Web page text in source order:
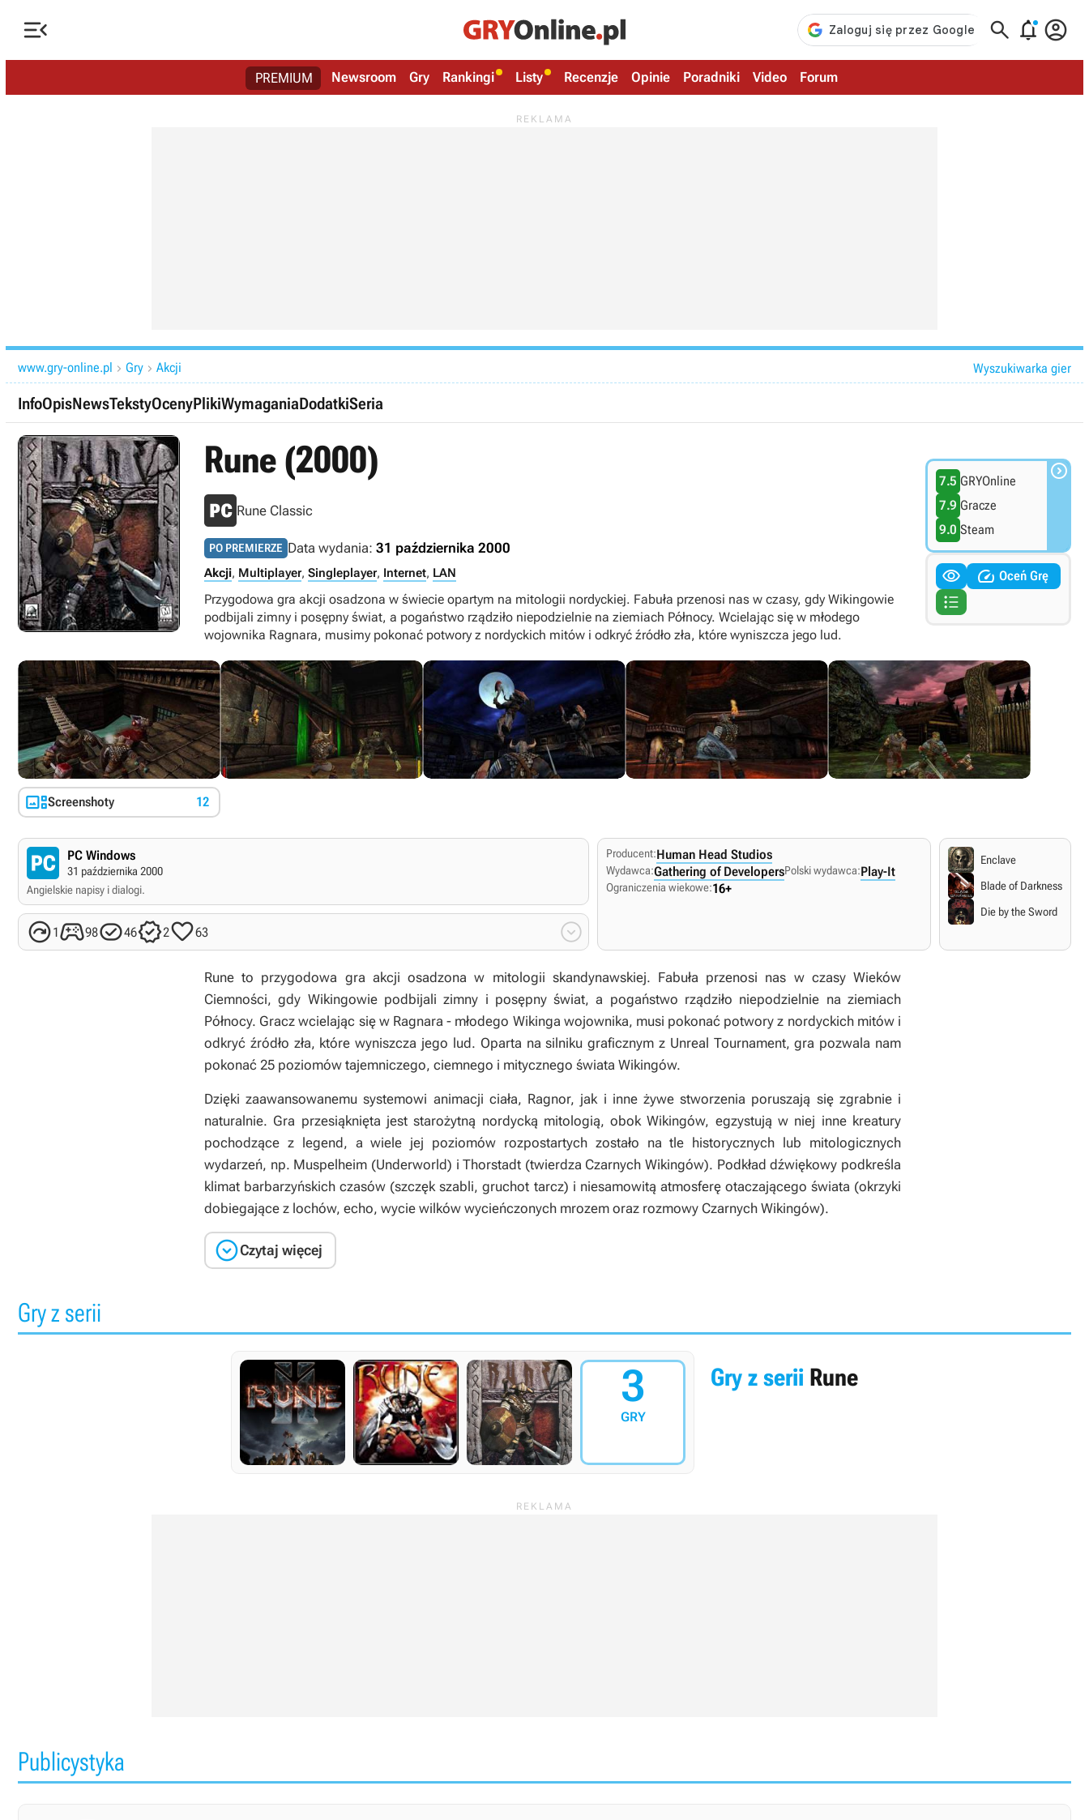
   
PREMIUM Newsroom Gry Rankingi Listy Recenzje Opinie Poradniki Video Forum
www.gry-online.pl  Gry  Akcji Wyszukiwarka gier
InfoOpisNewsTekstyOcenyPlikiWymaganiaDodatkiSeria
Rune (2000)
Rune Classic
PO PREMIERZE Data wydania: 31 października 2000
Akcji, Multiplayer, Singleplayer, Internet, LAN
Przygodowa gra akcji osadzona w świecie opartym na mitologii nordyckiej. Fabuła przenosi nas w czasy, gdy Wikingowie
podbijali zimny i posępny świat, a pogaństwo rządziło niepodzielnie na ziemiach Północy. Wcielając się w młodego
wojownika Ragnara, musimy pokonać potwory z nordyckich mitów i odkryć źródło zła, które wyniszcza jego lud.
7.5 GRYOnline
7.9 Gracze
9.0 Steam

  Oceń Grę

Screenshoty 12
PC Windows
31 października 2000
Angielskie napisy i dialogi.
19846263 
Producent:Human Head Studios
Wydawca:Gathering of DevelopersPolski wydawca:Play-It
Ograniczenia wiekowe:16+
Enclave
Blade of Darkness
Die by the Sword
Rune to przygodowa gra akcji osadzona w mitologii skandynawskiej. Fabuła przenosi nas w czasy Wieków
Ciemności, gdy Wikingowie podbijali zimny i posępny świat, a pogaństwo rządziło niepodzielnie na ziemiach
Północy. Gracz wcielając się w Ragnara - młodego Wikinga wojownika, musi pokonać potwory z nordyckich mitów i
odkryć źródło zła, które wyniszcza jego lud. Oparta na silniku graficznym z Unreal Tournament, gra pozwala nam
pokonać 25 poziomów tajemniczego, ciemnego i mitycznego świata Wikingów.
Dzięki zaawansowanemu systemowi animacji ciała, Ragnor, jak i inne żywe stworzenia poruszają się zgrabnie i
naturalnie. Gra przesiąknięta jest starożytną nordycką mitologią, obok Wikingów, egzystują w niej inne kreatury
pochodzące z legend, a wiele jej poziomów rozpostartych zostało na tle historycznych lub mitologicznych
wydarzeń, np. Muspelheim (Underworld) i Thorstadt (twierdza Czarnych Wikingów). Podkład dźwiękowy podkreśla
klimat barbarzyńskich czasów (szczęk szabli, gruchot tarcz) i niesamowitą atmosferę otaczającego świata (okrzyki
dobiegające z lochów, echo, wycie wilków wycieńczonych mrozem oraz rozmowy Czarnych Wikingów).
Czytaj więcej
Gry z serii
3
GRY
Gry z serii Rune
Publicystyka